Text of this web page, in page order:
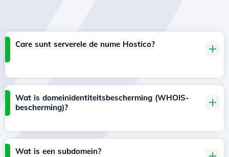
Care sunt serverele de nume Hostico?
Wat is domeinidentiteitsbescherming (WHOIS-
bescherming)?
Wat is een subdomein?